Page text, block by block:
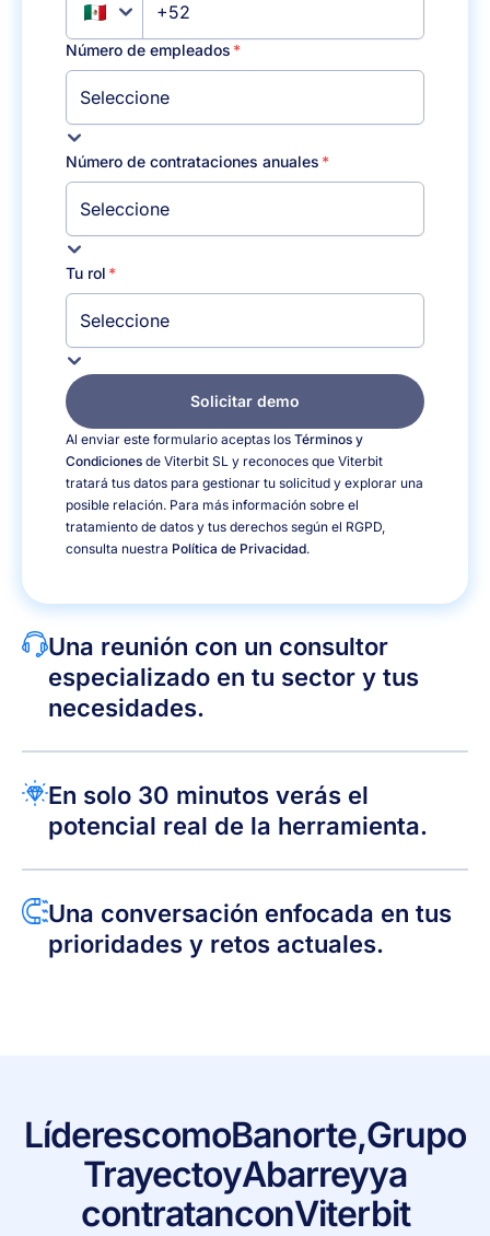
+52
Número de empleados
Número de contrataciones anuales
Tu rol
Solicitar demo
Al enviar este formulario aceptas los Términos y
Condiciones de Viterbit SL y reconoces que Viterbit
tratará tus datos para gestionar tu solicitud y explorar una
posible relación. Para más información sobre el
tratamiento de datos y tus derechos según el RGPD,
consulta nuestra Política de Privacidad.
Una reunión con un consultor
especializado en tu sector y tus
necesidades.
En solo 30 minutos verás el
potencial real de la herramienta.
Una conversación enfocada en tus
prioridades y retos actuales.
LíderescomoBanorte,Grupo
TrayectoyAbarreyya
contratanconViterbit